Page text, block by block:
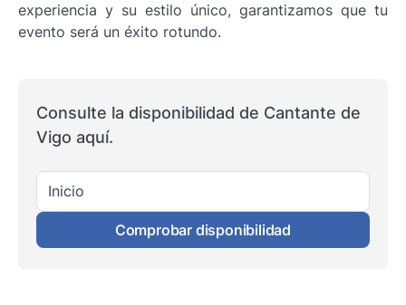
experiencia y su estilo único, garantizamos que tu
evento será un éxito rotundo.
Consulte la disponibilidad de Cantante de
Vigo aquí.
Inicio
Comprobar disponibilidad